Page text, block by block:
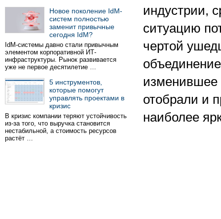
Новое поколение IdM-
систем полностью
заменит привычные
сегодня IdM?
IdM-системы давно стали привычным
элементом корпоративной ИТ-
инфраструктуры. Рынок развивается
уже не первое десятилетие …
5 инструментов,
которые помогут
управлять проектами в
кризис
В кризис компании теряют устойчивость
из-за того, что выручка становится
нестабильной, а стоимость ресурсов
растёт …
индустрии,
ситуацию
чертой
изменившее
отобрали и
наиболее